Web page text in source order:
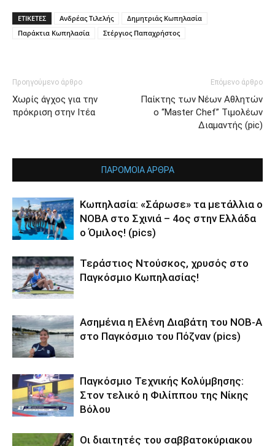
ΕΤΙΚΕΤΕΣ Ανδρέας Τιλελής
Δημητριάς Κωπηλασία
Παράκτια Κωπηλασία
Στέργιος Παπαχρήστος
Προηγούμενο άρθρο
Χωρίς άγχος για την
πρόκριση στην Ιτέα
Επόμενο άρθρο
Παίκτης των Νέων Αθλητών
ο “Master Chef” Τιμολέων
Διαμαντής (pic)
ΠΑΡΟΜΟΙΑ ΑΡΘΡΑ
Κωπηλασία: «Σάρωσε» τα μετάλλια ο
ΝΟΒΑ στο Σχινιά – 4ος στην Ελλάδα
ο Όμιλος! (pics)
Τεράστιος Ντούσκος, χρυσός στο
Παγκόσμιο Κωπηλασίας!
Ασημένια η Ελένη Διαβάτη του ΝΟΒ-Α
στο Παγκόσμιο του Πόζναν (pics)
Παγκόσμιο Τεχνικής Κολύμβησης:
Στον τελικό η Φιλίππου της Νίκης
Βόλου
Οι διαιτητές του σαββατοκύριακου